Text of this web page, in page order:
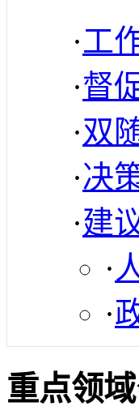
·工
·督
·双
·决
·建
·
·
重点领